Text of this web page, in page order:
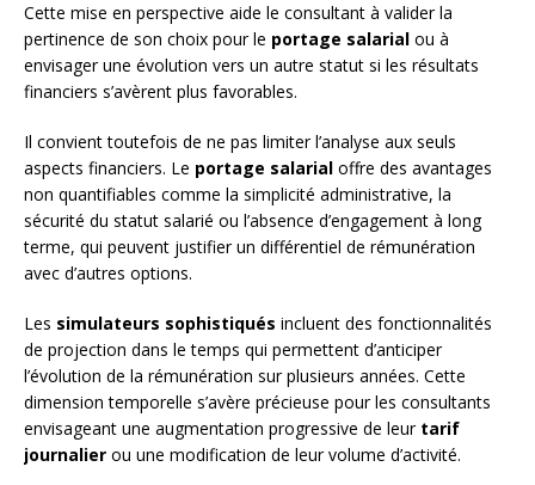
Cette mise en perspective aide le consultant à valider la
pertinence de son choix pour le portage salarial ou à
envisager une évolution vers un autre statut si les résultats
financiers s’avèrent plus favorables.
Il convient toutefois de ne pas limiter l’analyse aux seuls
aspects financiers. Le portage salarial offre des avantages
non quantifiables comme la simplicité administrative, la
sécurité du statut salarié ou l’absence d’engagement à long
terme, qui peuvent justifier un différentiel de rémunération
avec d’autres options.
Les simulateurs sophistiqués incluent des fonctionnalités
de projection dans le temps qui permettent d’anticiper
l’évolution de la rémunération sur plusieurs années. Cette
dimension temporelle s’avère précieuse pour les consultants
envisageant une augmentation progressive de leur tarif
journalier ou une modification de leur volume d’activité.